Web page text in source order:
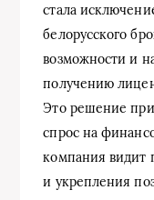
стала
белорусского
возможности и
получению
Это решение
спрос на
компания видит
и укрепления